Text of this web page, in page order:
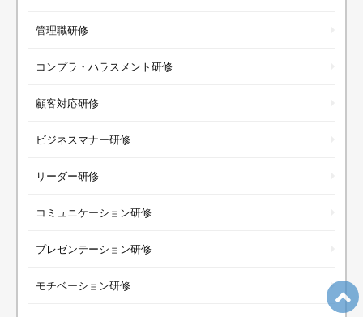
管理職研修
コンプラ・ハラスメント研修
顧客対応研修
ビジネスマナー研修
リーダー研修
コミュニケーション研修
プレゼンテーション研修
モチベーション研修